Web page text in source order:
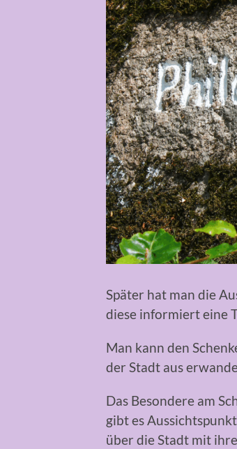
Später hat man die
diese informiert eine
Man kann den
der Stadt aus
Das Besondere am
gibt es
über die Stadt mit